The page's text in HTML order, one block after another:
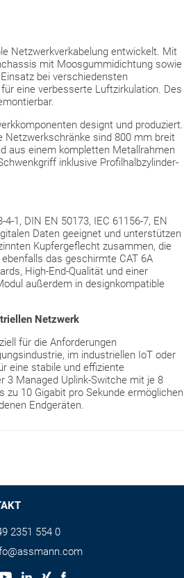
Netzwerkverkabelung entwickelt. Mit
mit Moosgummidichtung sowie
bei verschiedensten
eine verbesserte Luftzirkulation. Des
designt und produziert.
Netzwerkschränke sind 800 mm breit
aus einem kompletten Metallrahmen
inklusive Profilhalbzylinder-
1, DIN EN 50173, IEC 61156-7, EN
Daten geeignet und unterstützen
Kupfergeflecht zusammen, die
das geschirmte CAT 6A
High-End-Qualität und einer
außerdem in designkompatible
Netzwerk
für die Anforderungen
im industriellen IoT oder
eine stabile und effiziente
3 Managed Uplink-Switche mit je 8
zu 10 Gigabit ­pro Sekunde ermöglichen
Endgeräten.
2351 554 0